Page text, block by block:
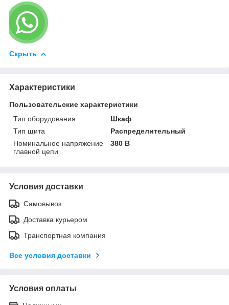
Скрыть
Характеристики
Пользовательские характеристики
Тип оборудования
Шкаф
Тип щита
Распределительный
Номинальное напряжение
главной цепи
380 В
Условия доставки
Самовывоз
Доставка курьером
Транспортная компания
Все условия доставки
Условия оплаты